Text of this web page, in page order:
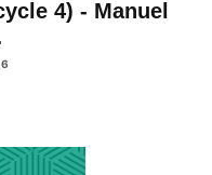
4) - Manuel